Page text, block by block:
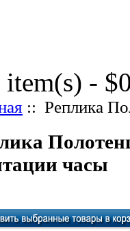
item(s) -
:: Реплика
часы